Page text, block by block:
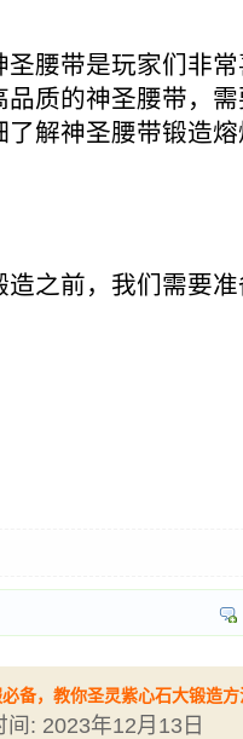
腰带是玩家们非常
质的神圣腰带，
解神圣腰带锻造
之前，我们需要准
备，教你圣灵紫心石大锻造方
: 2023年12月13日